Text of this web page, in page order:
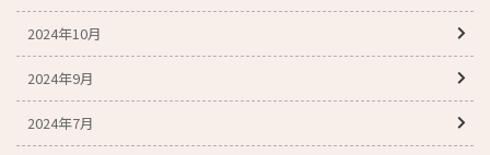
2024年10月
2024年9月
2024年7月